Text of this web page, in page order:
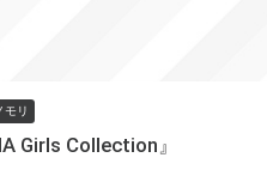
モリ
Girls Collection』